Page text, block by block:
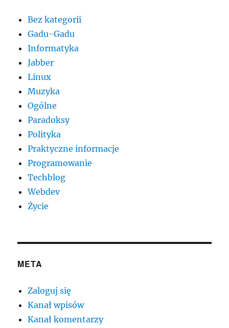
Bez kategorii
Gadu-Gadu
Informatyka
Jabber
Linux
Muzyka
Ogólne
Paradoksy
Polityka
Praktyczne informacje
Programowanie
Techblog
Webdev
Życie
META
Zaloguj się
Kanał wpisów
Kanał komentarzy